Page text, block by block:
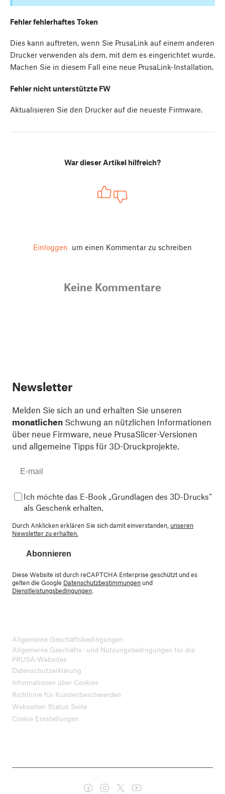
Fehler fehlerhaftes Token
Dies kann auftreten, wenn Sie PrusaLink auf einem anderen
Drucker verwenden als dem, mit dem es eingerichtet wurde.
Machen Sie in diesem Fall eine neue PrusaLink-Installation.
Fehler nicht unterstützte FW
Aktualisieren Sie den Drucker auf die neueste Firmware.
War dieser Artikel hilfreich?
Einloggen um einen Kommentar zu schreiben
Keine Kommentare
Newsletter
Melden Sie sich an und erhalten Sie unseren
monatlichen Schwung an nützlichen Informationen
über neue Firmware, neue PrusaSlicer-Versionen
und allgemeine Tipps für 3D-Druckprojekte.
Ich möchte das E-Book „Grundlagen des 3D-Drucks“
als Geschenk erhalten.
Durch Anklicken erklären Sie sich damit einverstanden, unseren
Newsletter zu erhalten.
Abonnieren
Diese Website ist durch reCAPTCHA Enterprise geschützt und es
gelten die Google Datenschutzbestimmungen und
Dienstleistungsbedingungen.
Allgemeine Geschäftsbedingungen
Allgemeine Geschäfts- und Nutzungsbedingungen für die
PRUSA-Websites
Datenschutzerklärung
Informationen über Cookies
Richtlinie für Kundenbeschwerden
Webseiten Status Seite
Cookie Einstellungen